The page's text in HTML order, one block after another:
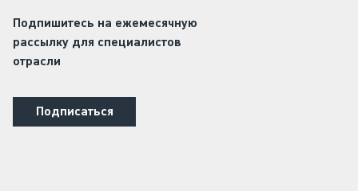
Подпишитесь на ежемесячную
рассылку для специалистов
отрасли
Подписаться